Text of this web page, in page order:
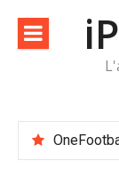
contenu